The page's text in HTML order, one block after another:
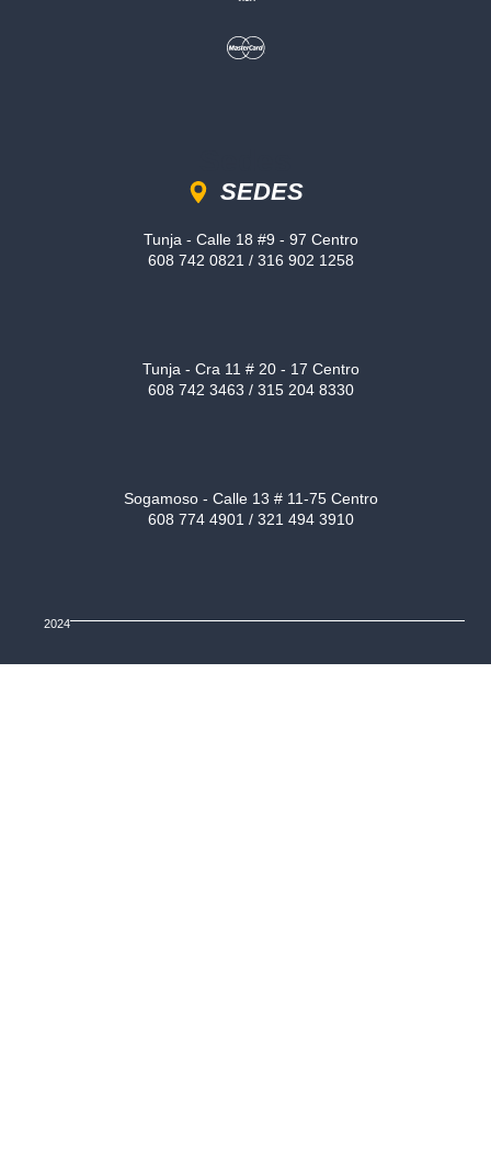
SEDES
Tunja - Calle 18 #9 - 97 Centro
608 742 0821 / 316 902 1258
Tunja - Cra 11 # 20 - 17 Centro
608 742 3463 / 315 204 8330
Sogamoso - Calle 13 # 11-75 Centro
608 774 4901 / 321 494 3910
2024